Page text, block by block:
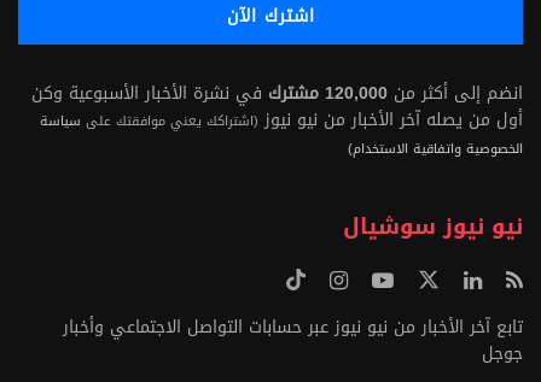
انضم إلى أكثر من 120,000 مشترك
في نشرة الأخبار الأسبوعية وكن
أول من يصله آخر الأخبار من نيو نيوز (اشتراكك يعني موافقتك على سياسة
الخصوصية واتفاقية الاستخدام)
نيو نيوز سوشيال
تابع آخر الأخبار من نيو نيوز عبر حسابات التواصل الاجتماعي وأخبار
جوجل